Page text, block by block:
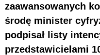
zaawansowanych
środę minister
podpisał listy
przedstawicielami